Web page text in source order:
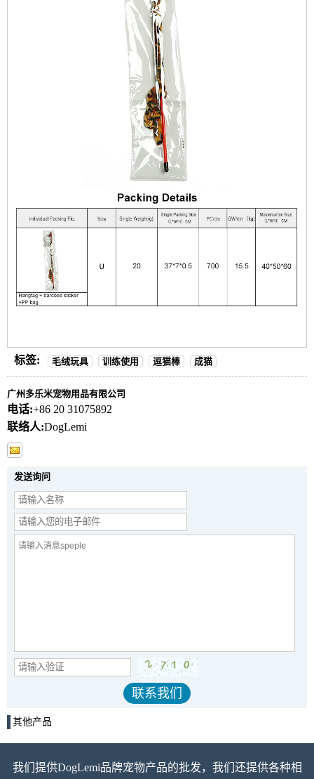
标签: 毛绒玩具 训练使用 逗猫棒 成猫
广州多乐米宠物用品有限公司
电话:+86 20 31075892
联络人:DogLemi
发送询问
其他产品
我们提供DogLemi品牌宠物产品的批发，我们还提供各种相